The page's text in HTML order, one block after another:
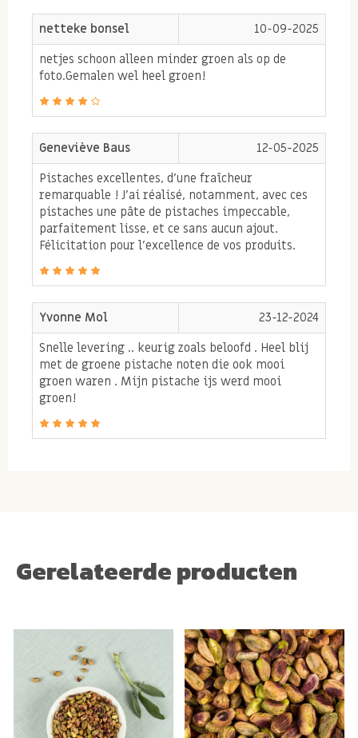
netteke bonsel
10-09-2025
netjes schoon alleen minder groen als op de
foto.Gemalen wel heel groen!
Geneviève Baus
12-05-2025
Pistaches excellentes, d'une fraîcheur
remarquable ! J'ai réalisé, notamment, avec ces
pistaches une pâte de pistaches impeccable,
parfaitement lisse, et ce sans aucun ajout.
Félicitation pour l'excellence de vos produits.
Yvonne Mol
23-12-2024
Snelle levering .. keurig zoals beloofd . Heel blij
met de groene pistache noten die ook mooi
groen waren . Mijn pistache ijs werd mooi
groen!
Gerelateerde producten